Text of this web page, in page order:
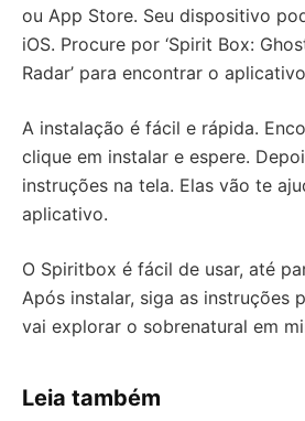
ou App Store. Seu dispositivo
iOS. Procure por ‘Spirit Box:
Radar’ para encontrar o
A instalação é fácil e rápida.
clique em instalar e espere.
instruções na tela. Elas vão te
aplicativo.
O Spiritbox é fácil de usar, até
Após instalar, siga as instruções
vai explorar o sobrenatural em
Leia também